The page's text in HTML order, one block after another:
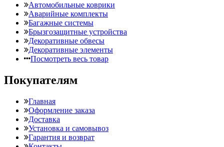
Автомобильные коврики
Аварийные комплекты
Багажные системы
Брызгозащитные устройства
Декоративные обвесы
Декоративные элементы
Посмотреть весь товар
Покупателям
Главная
Оформление заказа
Доставка
Установка и самовывоз
Гарантия и возврат